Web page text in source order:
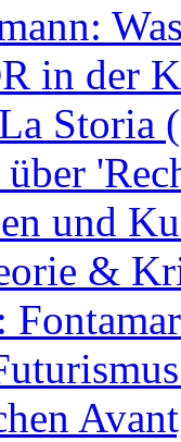
in der
Storia
und
&